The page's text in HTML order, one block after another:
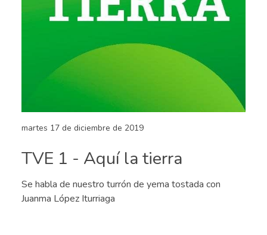
martes 17 de diciembre de 2019
TVE 1 - Aquí la tierra
Se habla de nuestro turrón de yema tostada con
Juanma López Iturriaga